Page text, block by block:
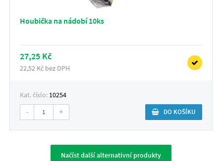
Houbička na nádobí 10ks
27,25 Kč
22,52 Kč bez DPH
Kat. číslo: 10254
- + DO KOŠÍKU
Načíst další alternativní produkty